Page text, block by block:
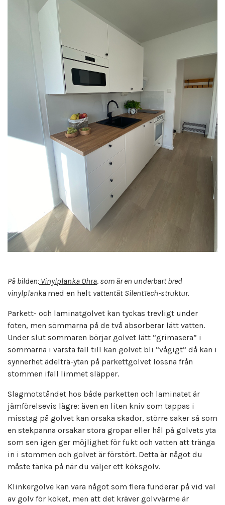
På bilden: Vinylplanka Ohra, som är en underbart bred
vinylplanka med en helt vattentät SilentTech-struktur.
Parkett- och laminatgolvet kan tyckas trevligt under
foten, men sömmarna på de två absorberar lätt vatten.
Under slut sommaren börjar golvet lätt ”grimasera” i
sömmarna i värsta fall till kan golvet bli ”vågigt” då kan i
synnerhet ädelträ-ytan på parkettgolvet lossna från
stommen ifall limmet släpper.
Slagmotståndet hos både parketten och laminatet är
jämförelsevis lägre: även en liten kniv som tappas i
misstag på golvet kan orsaka skador, större saker så som
en stekpanna orsakar stora gropar eller hål på golvets yta
som sen igen ger möjlighet för fukt och vatten att tränga
in i stommen och golvet är förstört. Detta är något du
måste tänka på när du väljer ett köksgolv.
Klinkergolve kan vara något som flera funderar på vid val
av golv för köket, men att det kräver golvvärme är